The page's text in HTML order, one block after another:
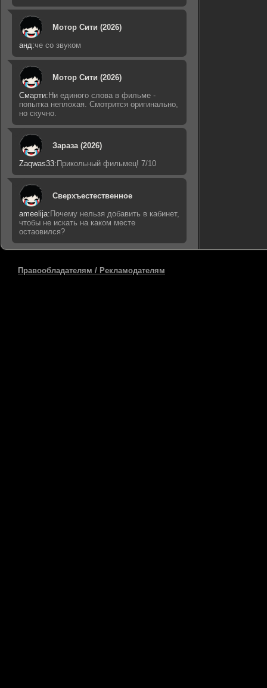
Мотор Сити (2026)
анд:че со звуком
Мотор Сити (2026)
Смарти: Ни единого слова в фильме -
попытка неплохая. Смотрится оригинально,
но скучно.
Зараза (2026)
Zaqwas33: Прикольный фильмец! 7/10
Сверхъестественное
ameelija: Почему нельзя добавить в кабинет,
чтобы не искать на каком месте
остаовился?
Правообладателям / Рекламодателям